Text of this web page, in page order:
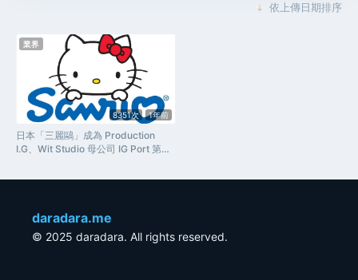
依上傳日期排序
8351次 1年前
業界
日本「三麗鷗」成為 Production
I.G、Wit Studio 母公司 IG Port 第四
daradara.me
© 2025 daradara. All rights reserved.